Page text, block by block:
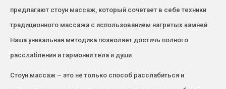
предлагают стоун массаж, который сочетает в себе техники
традиционного массажа с использованием нагретых камней.
Наша уникальная методика позволяет достичь полного
расслабления и гармонии тела и души.
Стоун массаж – это не только способ расслабиться и